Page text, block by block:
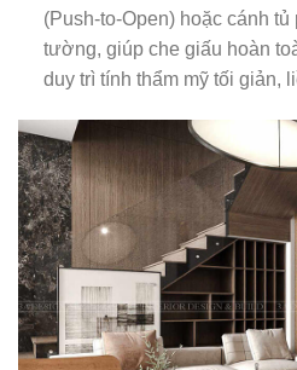
(Push-to-Open) hoặc cánh
tường, giúp che giấu hoàn
duy trì tính thẩm mỹ tối giản,